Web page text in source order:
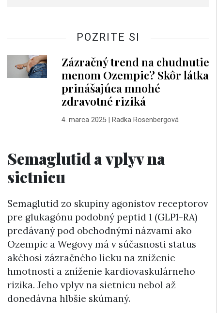
POZRITE SI
Zázračný trend na chudnutie
menom Ozempic? Skôr látka
prinášajúca mnohé
zdravotné riziká
4. marca 2025| Radka Rosenbergová
Semaglutid a vplyv na
sietnicu
Semaglutid zo skupiny agonistov receptorov
pre glukagónu podobný peptid 1 (GLP1-RA)
predávaný pod obchodnými názvami ako
Ozempic a Wegovy má v súčasnosti status
akéhosi zázračného lieku na zníženie
hmotnosti a zníženie kardiovaskulárneho
rizika. Jeho vplyv na sietnicu nebol až
donedávna hlbšie skúmaný.